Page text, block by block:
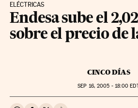
ELÉCTRICAS
Endesa sube el
sobre el precio de
CINCO DÍAS
SEP 16, 2005 - 18:00